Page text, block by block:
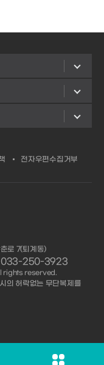
전자우편수집거부
로 7(퇴계동)
033-250-3923
rights reserved.
의 허락없는 무단복제를